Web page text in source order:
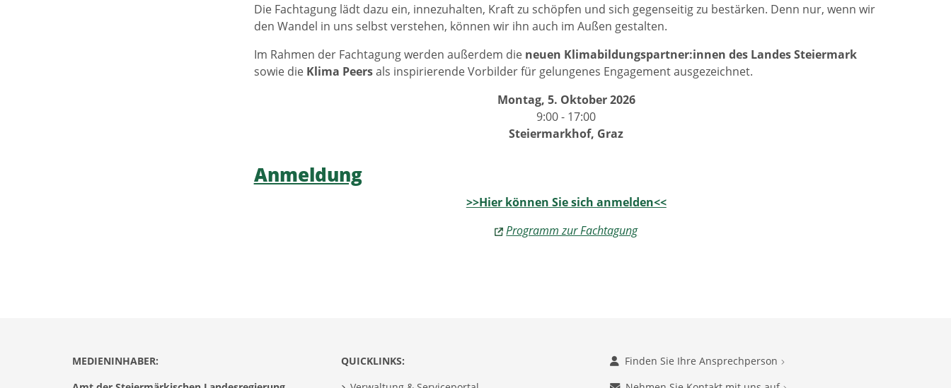
Die Fachtagung lädt dazu ein, innezuhalten, Kraft zu schöpfen und sich gegenseitig zu bestärken. Denn nur, wenn wir
den Wandel in uns selbst verstehen, können wir ihn auch im Außen gestalten.
Im Rahmen der Fachtagung werden außerdem die neuen Klimabildungspartner:innen des Landes Steiermark
sowie die Klima Peersals inspirierende Vorbilder für gelungenes Engagement ausgezeichnet.
Montag, 5. Oktober 2026
9:00 - 17:00
Steiermarkhof, Graz
Anmeldung
>>Hier können Sie sich anmelden<<
Programm zur Fachtagung
MEDIENINHABER:
QUICKLINKS:
Finden Sie Ihre Ansprechperson